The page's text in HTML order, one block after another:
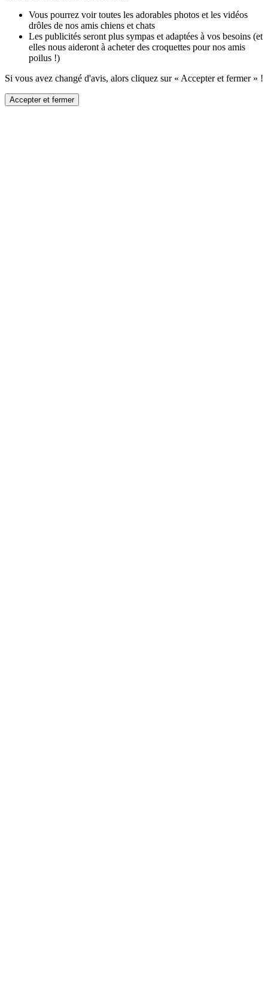
Vous pourrez voir toutes les adorables photos et les vidéos
drôles de nos amis chiens et chats
Les publicités seront plus sympas et adaptées à vos besoins (et
elles nous aideront à acheter des croquettes pour nos amis
poilus !)
Si vous avez changé d'avis, alors cliquez sur « Accepter et fermer » !
Accepter et fermer